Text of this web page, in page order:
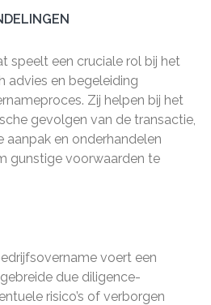
speelt een cruciale rol bij het
advies en begeleiding
Zij helpen bij het
gevolgen van de transactie,
aanpak en onderhandelen
gunstige voorwaarden te
voert een
due diligence-
risico’s of verborgen